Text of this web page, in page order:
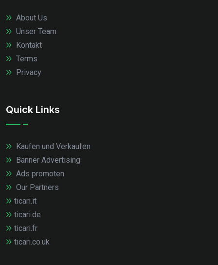
About Us
Unser Team
Kontakt
Terms
Privacy
Quick Links
Kaufen und Verkaufen
Banner Advertising
Ads promoten
Our Partners
ticari.it
ticari.de
ticari.fr
ticari.co.uk